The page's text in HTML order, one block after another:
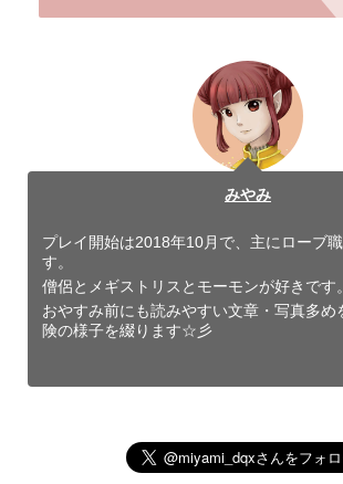
みやみ
プレイ開始は2018年10月で、主にローブ
す。
僧侶とメギストリスとモーモンが好きです。
おやすみ前にも読みやすい文章・写真多め
険の様子を綴ります☆彡